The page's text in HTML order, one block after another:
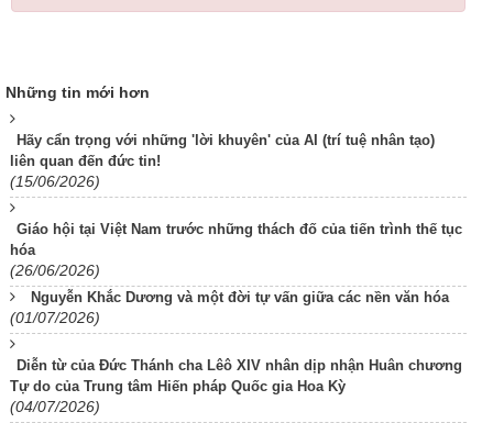
Những tin mới hơn
Hãy cẩn trọng với những 'lời khuyên' của AI (trí tuệ nhân tạo)
liên quan đến đức tin!
(15/06/2026)
Giáo hội tại Việt Nam trước những thách đố của tiến trình thế tục
hóa
(26/06/2026)
Nguyễn Khắc Dương và một đời tự vấn giữa các nền văn hóa
(01/07/2026)
Diễn từ của Đức Thánh cha Lêô XIV nhân dịp nhận Huân chương
Tự do của Trung tâm Hiến pháp Quốc gia Hoa Kỳ
(04/07/2026)